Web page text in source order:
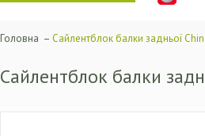
Головна – Сайлентблок балки задньої
Сайлентблок балки